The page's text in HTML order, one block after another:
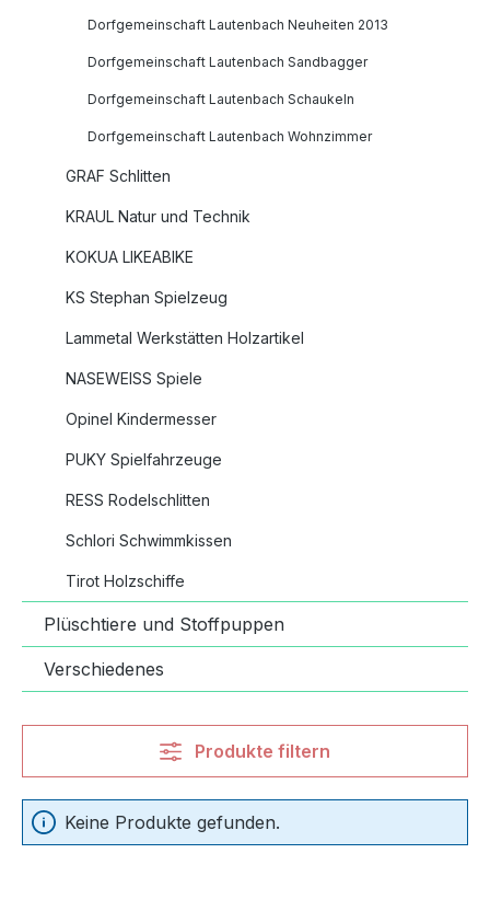
Dorfgemeinschaft Lautenbach Neuheiten 2013
Dorfgemeinschaft Lautenbach Sandbagger
Dorfgemeinschaft Lautenbach Schaukeln
Dorfgemeinschaft Lautenbach Wohnzimmer
GRAF Schlitten
KRAUL Natur und Technik
KOKUA LIKEABIKE
KS Stephan Spielzeug
Lammetal Werkstätten Holzartikel
NASEWEISS Spiele
Opinel Kindermesser
PUKY Spielfahrzeuge
RESS Rodelschlitten
Schlori Schwimmkissen
Tirot Holzschiffe
Plüschtiere und Stoffpuppen
Verschiedenes
Produkte filtern
Keine Produkte gefunden.